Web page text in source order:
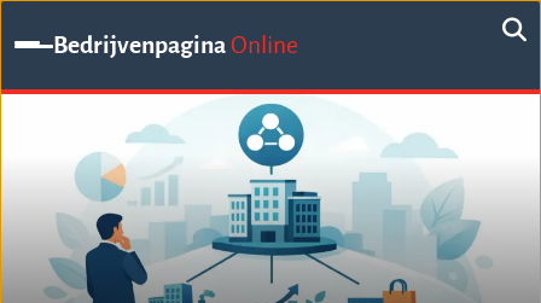
BedrijvenpaginaOnline